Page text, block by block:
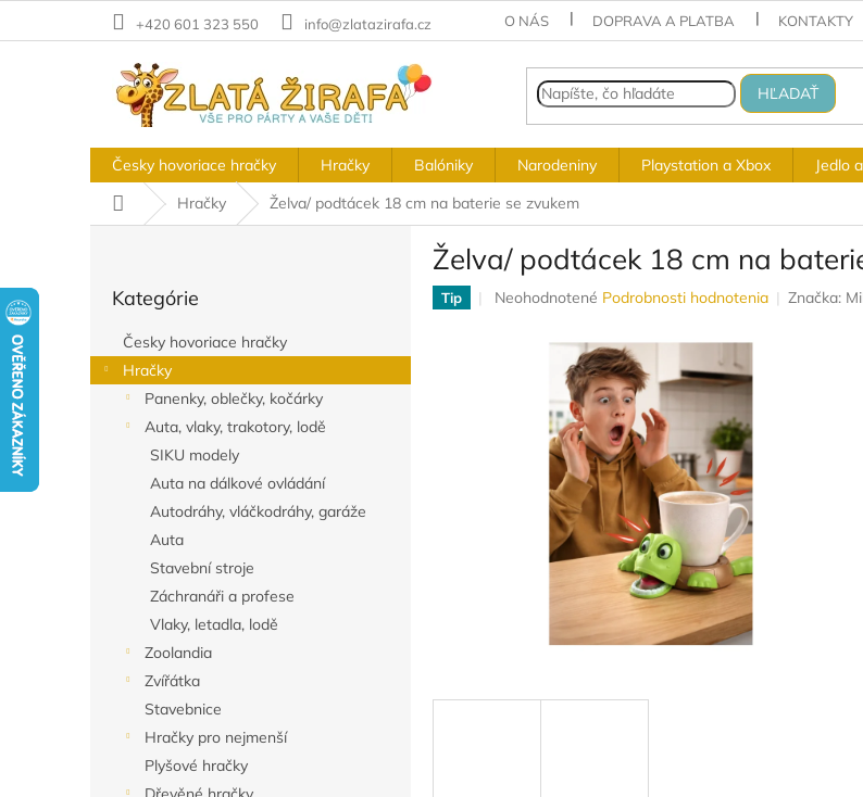
+420 601 323 550 info@zlatazirafa.cz O NÁS DOPRAVA A PLATBA KONTAKTY
HĽADAŤ
Česky hovoriace hračky Hračky Balóniky Narodeniny Playstation a Xbox Jedlo
DomovHračky Želva/ podtácek 18 cm na baterie se zvukem
p
a
kategórie
Kategórie
Česky hovoriace hračky
Hračky
Panenky, oblečky, kočárky
Auta, vlaky, trakotory, lodě
SIKU modely
Auta na dálkové ovládání
Autodráhy, vláčkodráhy, garáže
Auta
Stavební stroje
Záchranáři a profese
Vlaky, letadla, lodě
Zoolandia
Zvířátka
Stavebnice
Hračky pro nejmenší
Plyšové hračky
Želva/ podtácek 18 cm na
Tip
Priemerné
hviezdičiek.
Neohodnotené Podrobnosti hodnotenia Značka: